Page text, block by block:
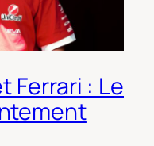
Ferrari : Le